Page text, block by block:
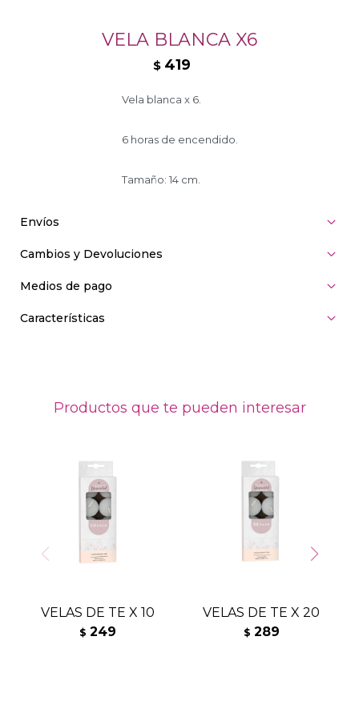
VELA BLANCA X6
$ 419
Vela blanca x 6.
6 horas de encendido.
Tamaño: 14 cm.
Envíos
Cambios y Devoluciones
Medios de pago
Características
Productos que te pueden interesar
VELAS DE TE X 10
$ 249
VELAS DE TE X 20
$ 289